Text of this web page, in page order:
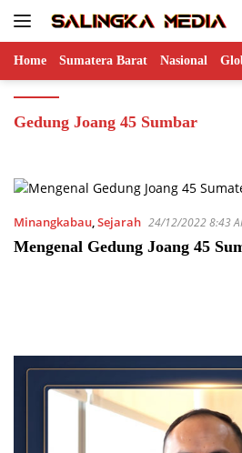
Home Sumatera Barat Nasional
Gedung Joang 45 Sumbar
Minangkabau,Sejarah 24/12/2022 8:43
Mengenal Gedung Joang 45